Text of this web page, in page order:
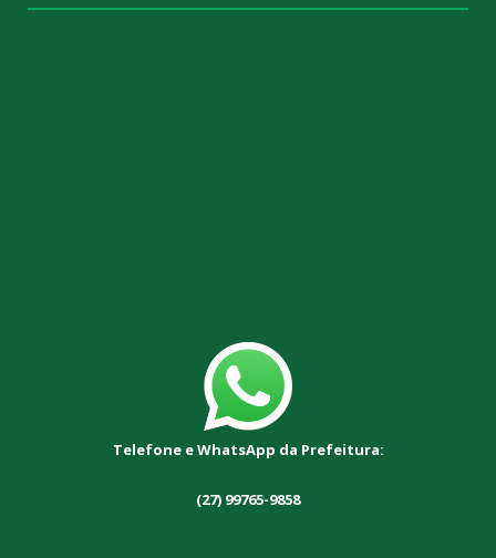
Telefone e WhatsApp da Prefeitura:
(27) 99765-9858